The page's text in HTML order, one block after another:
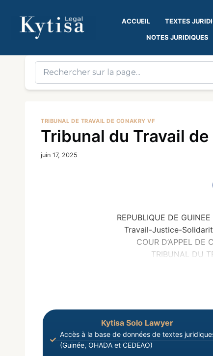
ACCUEIL TEXTES
NOTES JURIDIQUES
TRIBUNAL DE TRAVAIL DE CONAKRY VF
Tribunal du Travail
juin 17, 2025
REPUBLIQUE DE GUINEE
Travail-Justice-
COUR D’APPEL DE
TRIBUNAL DU TRAVAIL
Kytisa Solo Lawyer
Accès à la base de données de textes
(Guinée, OHADA et CEDEAO)